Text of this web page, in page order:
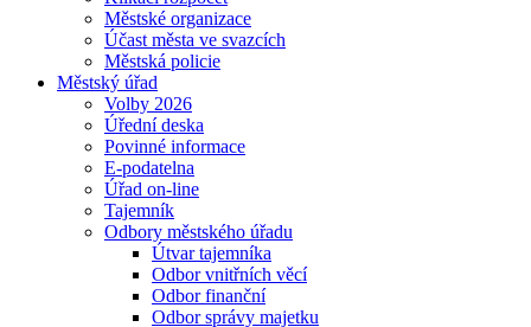
Městské organizace
Účast města ve svazcích
Městská policie
Městský úřad
Volby 2026
Úřední deska
Povinné informace
E-podatelna
Úřad on-line
Tajemník
Odbory městského úřadu
Útvar tajemníka
Odbor vnitřních věcí
Odbor finanční
Odbor správy majetku